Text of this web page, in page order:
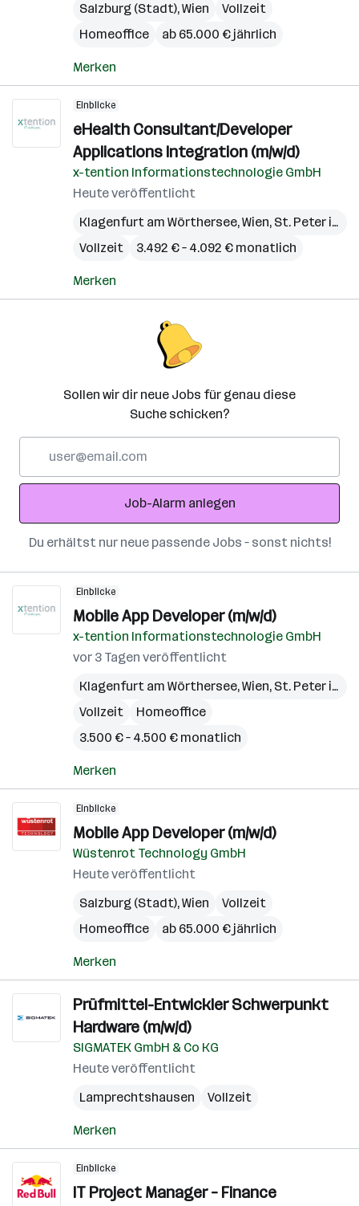
Salzburg (Stadt),Wien
Vollzeit
Homeoffice
ab 65.000 € jährlich
Merken
Einblicke
eHealth Consultant/Developer
Applications Integration (m/w/d)
x-tention Informationstechnologie GmbH
Heute veröffentlicht
Klagenfurt am Wörthersee,Wien, St. Peter in der Au
Vollzeit
3.492 € – 4.092 € monatlich
Merken
Sollen wir dir neue Jobs für genau diese
Suche schicken?
Adresse
Job-Alarm anlegen
Du erhältst nur neue passende Jobs – sonst nichts!
Einblicke
Mobile App Developer (m/w/d)
x-tention Informationstechnologie GmbH
vor 3 Tagen veröffentlicht
Klagenfurt am Wörthersee,Wien, St. Peter in der Au
Vollzeit
Homeoffice
3.500 € – 4.500 € monatlich
Merken
Einblicke
Mobile App Developer (m/w/d)
Wüstenrot Technology GmbH
Heute veröffentlicht
Salzburg (Stadt),Wien
Vollzeit
Homeoffice
ab 65.000 € jährlich
Merken
Prüfmittel-Entwickler Schwerpunkt
Hardware (m/w/d)
SIGMATEK GmbH & Co KG
Heute veröffentlicht
Lamprechtshausen
Vollzeit
Merken
Einblicke
IT Project Manager – Finance